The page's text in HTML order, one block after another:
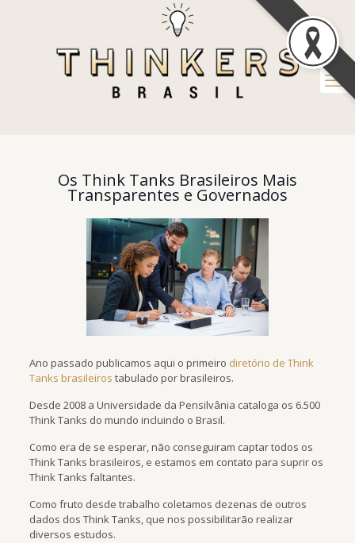
Os Think Tanks Brasileiros Mais
Transparentes e Governados
Ano passado publicamos aqui o primeiro diretório de Think
Tanks brasileiros tabulado por brasileiros.
Desde 2008 a Universidade da Pensilvânia cataloga os 6.500
Think Tanks do mundo incluindo o Brasil.
Como era de se esperar, não conseguiram captar todos os
Think Tanks brasileiros, e estamos em contato para suprir os
Think Tanks faltantes.
Como fruto desde trabalho coletamos dezenas de outros
dados dos Think Tanks, que nos possibilitarão realizar
diversos estudos.